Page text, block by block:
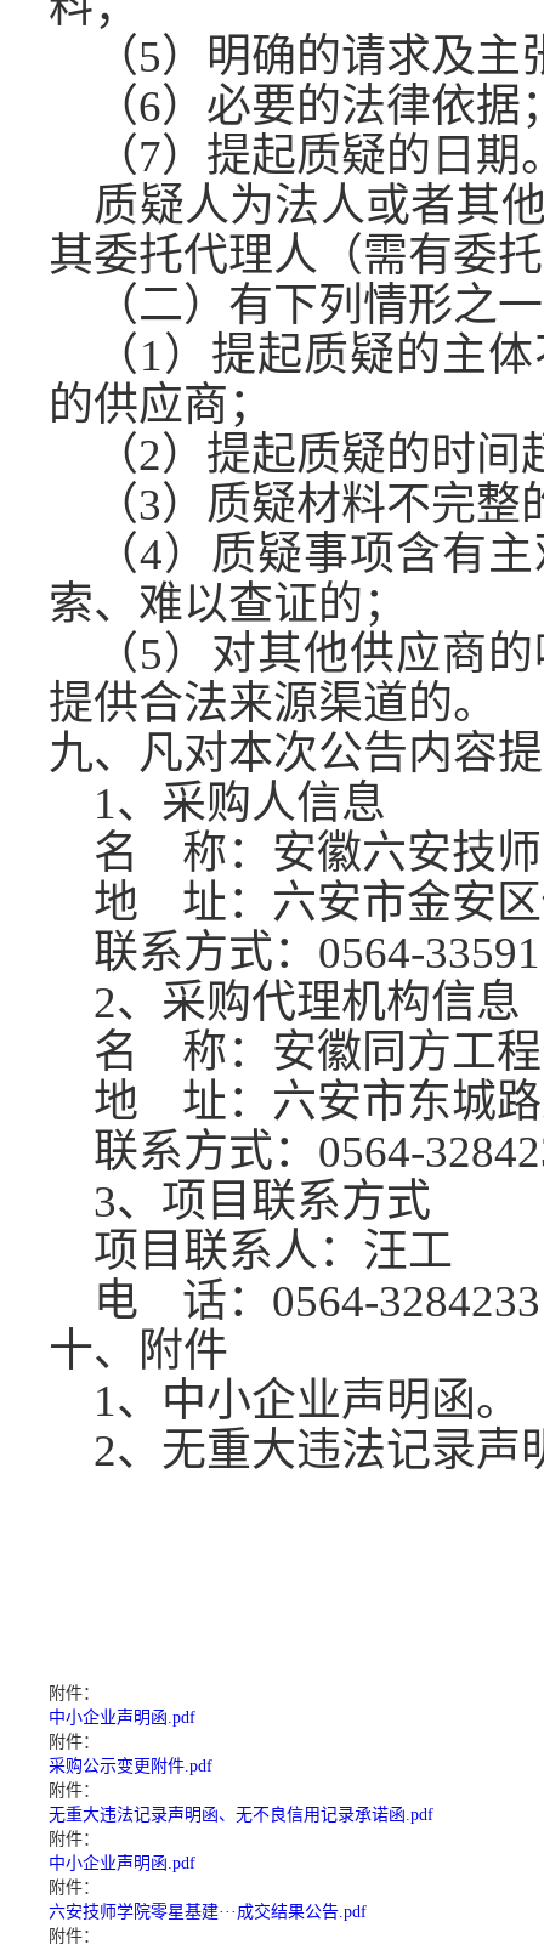
（5）明确的请求及主
（6）必要的法律依据
（7）提起质疑的日期
质疑人为法人或者其
其委托代理人（需有委
（二）有下列情形之
（1）提起质疑的主
的供应商；
（2）提起质疑的时间
（3）质疑材料不完整
（4）质疑事项含有
索、难以查证的；
（5）对其他供应商
提供合法来源渠道的。
九、凡对本次公告内容
1、采购人信息
名
称：安徽六安技
地 址：六安市金安
联系方式： 0564-
2、采购代理机构信息
名
称：安徽同方工
地 址：六安市东城
联系方式： 0564-
3、项目联系方式
项目联系人： 汪工
电 话：0564-3284233
十、附件
1、中小企业声明函。
2、无重大违法记录声
附件：
中小企业声明函.pdf
附件：
采购公示变更附件.pdf
附件：
无重大违法记录声明函、无不良信用记录承诺函.pdf
附件：
中小企业声明函.pdf
附件：
六安技师学院零星基建···成交结果公告.pdf
附件：